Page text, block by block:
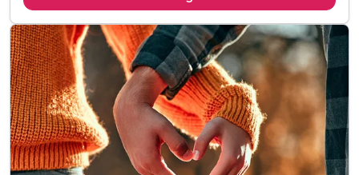
inkl. Parkplatz
inkl. W-LAN